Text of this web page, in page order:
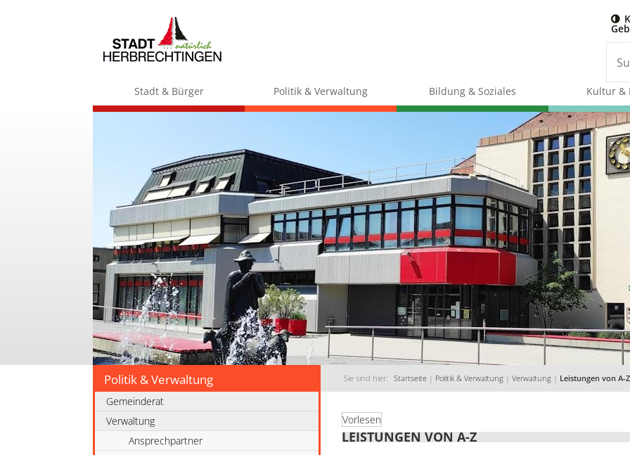
Stadt & Bürger Politik & Verwaltung Bildung & Soziales Kultur &
Politik & Verwaltung Sie sind hier: Startseite | Politik & Verwaltung | Verwaltung | Leistungen von A-Z
Gemeinderat
Verwaltung
Ansprechpartner
Vorlesen
LEISTUNGEN VON A-Z